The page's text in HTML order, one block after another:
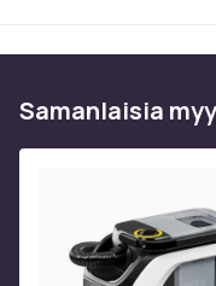
Koko
Tuotenro
1f89e0f8-cf48-
Samanlaisia